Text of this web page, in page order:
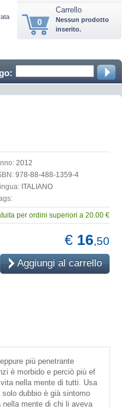
0
Carrello
Nessun prodotto
inserito.
2012
978-88-488-1359-4
ITALIANO
per ordini superiori a 20.00 €
€ 16,50
Aggiungi al carrello
più penetrante
è morbido e perciò più ef
nella mente di tutti. Usa
dubbio è già sintomo
nella mente di chi li aveva